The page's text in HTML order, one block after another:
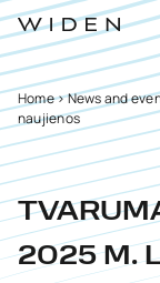
Home>News and
naujienos
2025 M.